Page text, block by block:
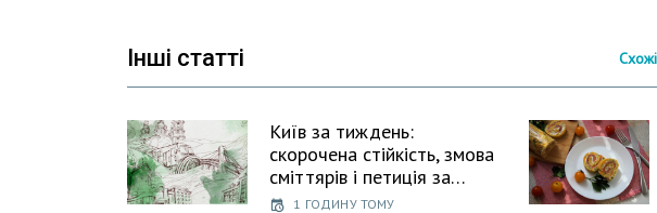
Інші статті Схожі
Київ за тиждень:
скорочена стійкість, змова
сміттярів і петиція за…
1 ГОДИНУ ТОМУ